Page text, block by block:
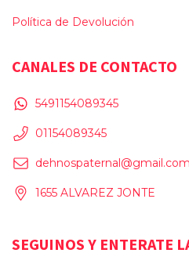
Política de Devolución
CANALES DE CONTACTO
5491154089345
01154089345
dehnospaternal@gmail.com
1655 ALVAREZ JONTE
SEGUINOS Y ENTERATE